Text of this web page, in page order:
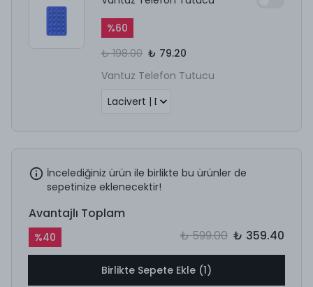
%60
₺ 198.00 ₺ 79.20
Vantuz Telefon Tutucu
İncelediğiniz ürün ile birlikte bu ürünler de
sepetinize eklenecektir!
Avantajlı Toplam
%40 ₺ 599.00 ₺ 359.40
Birlikte Sepete Ekle (1)